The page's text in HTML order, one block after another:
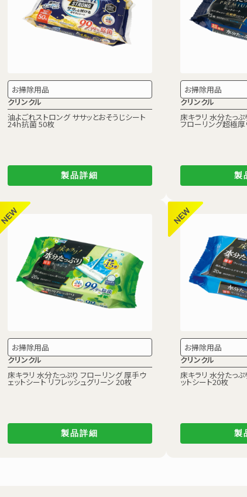
お掃除用品
クリンクル
油よごれストロング ササッとおそうじシート
24ｈ抗菌 50枚
製品詳細
お掃除用品
クリンクル
床キラリ 水分たっぷ
フローリング超極厚
製
お掃除用品
クリンクル
床キラリ 水分たっぷり フローリング 厚手ウ
ェットシートリフレッシュグリーン 20枚
製品詳細
お掃除用品
クリンクル
床キラリ 水分たっ
ットシート20枚
製